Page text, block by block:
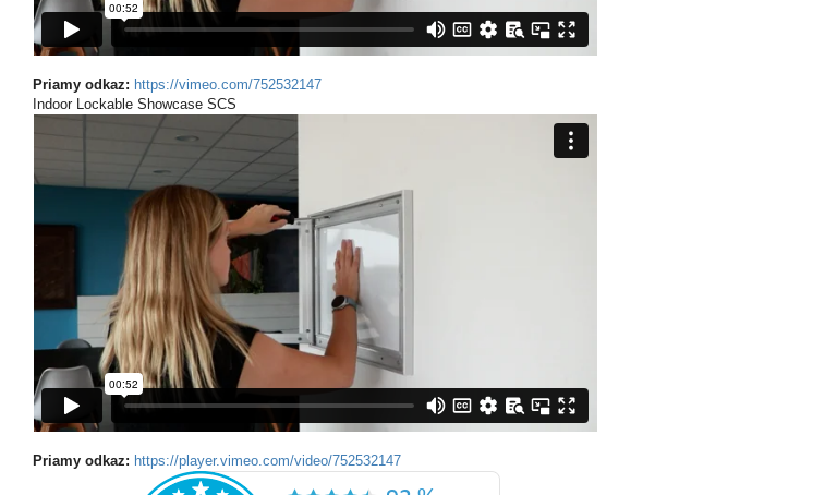
Priamy odkaz: https://vimeo.com/752532147
Indoor Lockable Showcase SCS
Priamy odkaz: https://player.vimeo.com/video/752532147